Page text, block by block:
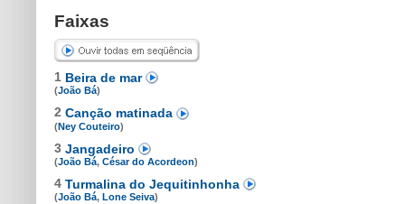
Faixas
1 Beira de mar
(João Bá)
2 Canção matinada
(Ney Couteiro)
3 Jangadeiro
(João Bá, César do Acordeon)
4 Turmalina do Jequitinhonha
(João Bá, Lone Seiva)